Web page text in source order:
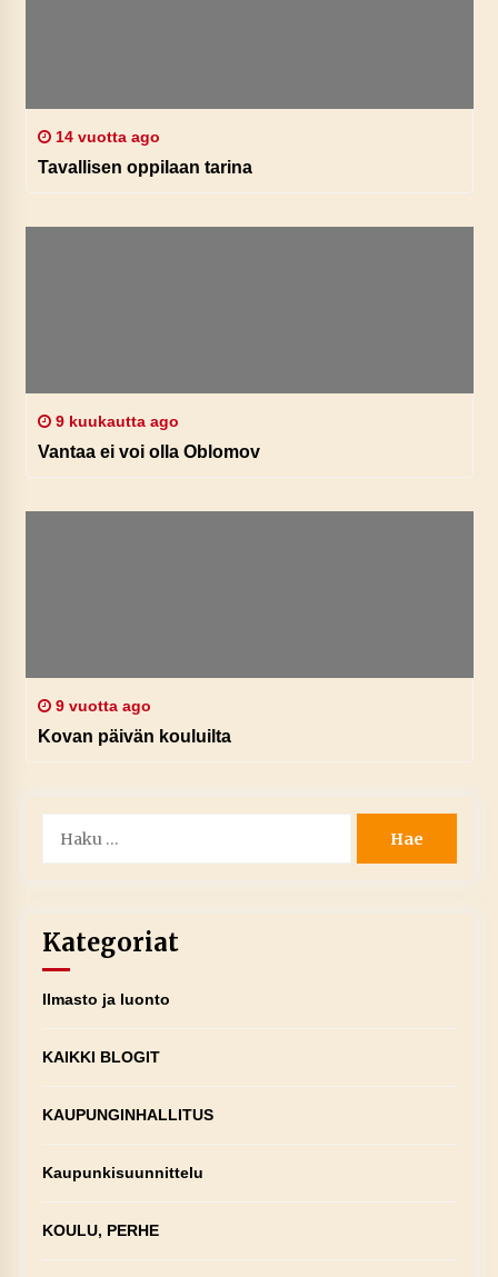
14 vuotta ago
Tavallisen oppilaan tarina
9 kuukautta ago
Vantaa ei voi olla Oblomov
9 vuotta ago
Kovan päivän kouluilta
Kategoriat
Ilmasto ja luonto
KAIKKI BLOGIT
KAUPUNGINHALLITUS
Kaupunkisuunnittelu
KOULU, PERHE